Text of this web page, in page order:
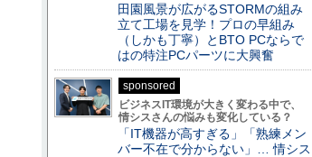
田園風景が広がるSTORMの組み
立て工場を見学！プロの早組み
（しかも丁寧）とBTO PCならで
はの特注PCパーツに大興奮
sponsored
ビジネスIT環境が大きく変わる中で、
情シスさんの悩みも変化している？
「IT機器が高すぎる」「熟練メン
バー不在で分からない」… 情シス